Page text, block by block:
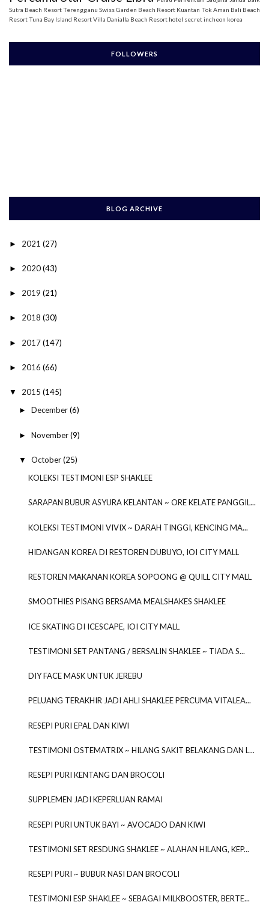
Sutra Beach Resort Terengganu Swiss Garden Beach Resort Kuantan Tok Aman Bali Beach
ResortTuna Bay Island ResortVilla Danialla Beach Resort hotel secret incheon korea
FOLLOWERS
BLOG ARCHIVE
► 2021 (27)
► 2020(43)
► 2019 (21)
► 2018 (30)
► 2017(147)
► 2016 (66)
▼ 2015 (145)
► December(6)
► November(9)
▼ October(25)
KOLEKSI TESTIMONI ESP SHAKLEE
SARAPAN BUBUR ASYURA KELANTAN ~ ORE KELATE PANGGIL...
KOLEKSI TESTIMONI VIVIX ~ DARAH TINGGI, KENCING MA...
HIDANGAN KOREA DI RESTOREN DUBUYO, IOI CITY MALL
RESTOREN MAKANAN KOREA SOPOONG @ QUILL CITY MALL
SMOOTHIES PISANG BERSAMA MEALSHAKES SHAKLEE
ICE SKATING DI ICESCAPE, IOI CITY MALL
TESTIMONI SET PANTANG / BERSALIN SHAKLEE ~ TIADA S...
DIY FACE MASK UNTUK JEREBU
PELUANG TERAKHIR JADI AHLI SHAKLEE PERCUMA VITALEA...
RESEPI PURI EPAL DAN KIWI
TESTIMONI OSTEMATRIX ~ HILANG SAKIT BELAKANG DAN L...
RESEPI PURI KENTANG DAN BROCOLI
SUPPLEMEN JADI KEPERLUAN RAMAI
RESEPI PURI UNTUK BAYI ~ AVOCADO DAN KIWI
TESTIMONI SET RESDUNG SHAKLEE ~ ALAHAN HILANG, KEP...
RESEPI PURI ~ BUBUR NASI DAN BROCOLI
TESTIMONI ESP SHAKLEE ~ SEBAGAI MILKBOOSTER, BERTE...